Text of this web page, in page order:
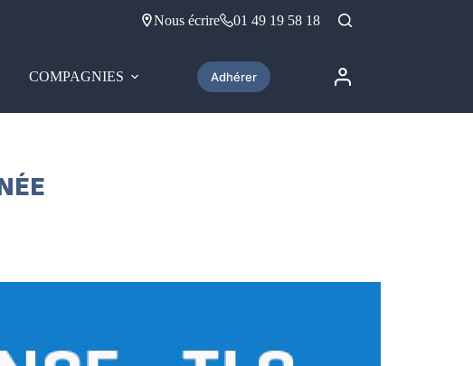
Nous écrire 01 49 19 58 18
COMPAGNIES Adhérer